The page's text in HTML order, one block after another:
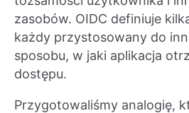
zasobów. OIDC definiuje
każdy przystosowany do
sposobu, w jaki aplikacja
dostępu.
Przygotowaliśmy analogię,